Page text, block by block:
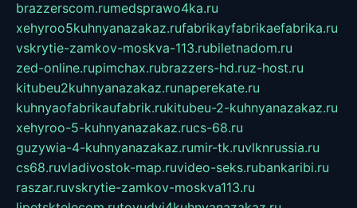
brazzerscom.rumedsprawo4ka.ru
xehyroo5kuhnyanazakaz.rufabrikayfabrikaefabrika.ru
vskrytie-zamkov-moskva-113.rubiletnadom.ru
zed-online.rupimchax.rubrazzers-hd.ruz-host.ru
kitubeu2kuhnyanazakaz.runaperekate.ru
kuhnyaofabrikaufabrik.rukitubeu-2-kuhnyanazakaz.ru
xehyroo-5-kuhnyanazakaz.rucs-68.ru
guzywia-4-kuhnyanazakaz.rumir-tk.ruvlknrussia.ru
cs68.ruvladivostok-map.ruvideo-seks.rubankaribi.ru
raszar.ruvskrytie-zamkov-moskva113.ru